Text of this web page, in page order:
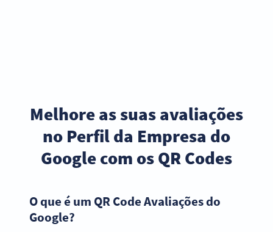
Melhore as suas avaliações
no Perfil da Empresa do
Google com os QR Codes
O que é um QR Code Avaliações do
Google?